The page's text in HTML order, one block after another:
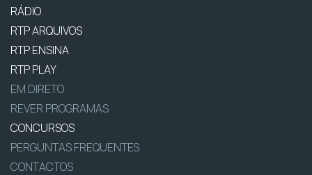
RÁDIO
RTP ARQUIVOS
RTP ENSINA
RTP PLAY
EM DIRETO
REVER PROGRAMAS
CONCURSOS
PERGUNTAS FREQUENTES
CONTACTOS